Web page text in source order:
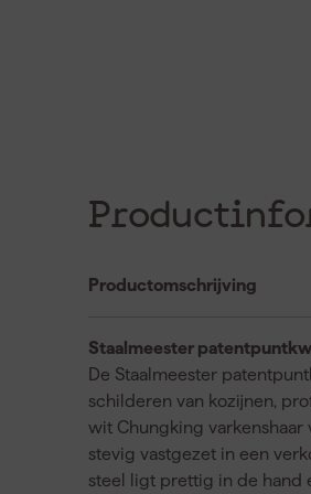
Productomschrijving
Staalmeester
De Staalmeester
schilderen van kozijnen,
wit Chungking
stevig vastgezet in een
steel ligt prettig in de hand